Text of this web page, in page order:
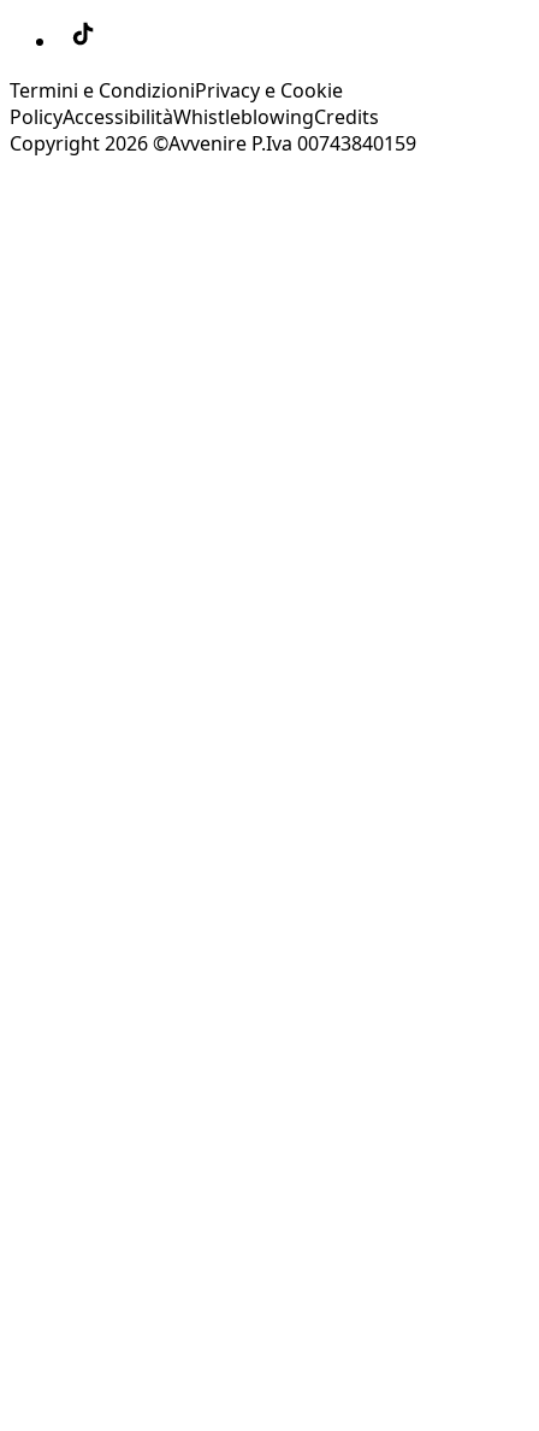
Termini e CondizioniPrivacy e Cookie
PolicyAccessibilitàWhistleblowingCredits
Copyright 2026 ©Avvenire P.Iva 00743840159